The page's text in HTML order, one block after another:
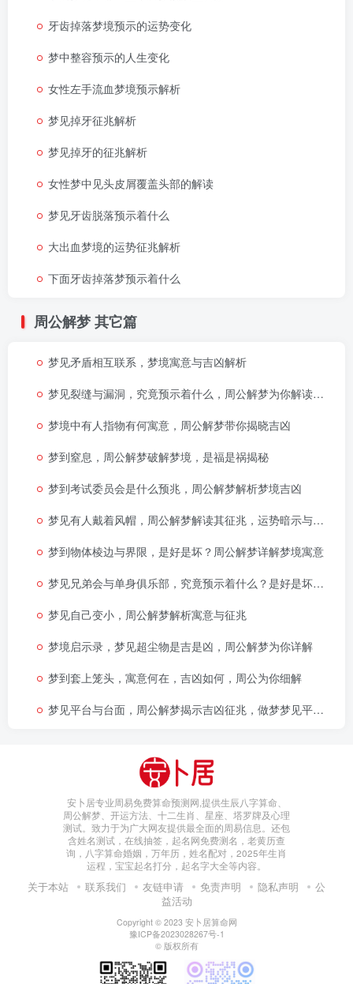
牙齿掉落梦境预示的运势变化
梦中整容预示的人生变化
女性左手流血梦境预示解析
梦见掉牙征兆解析
梦见掉牙的征兆解析
女性梦中见头皮屑覆盖头部的解读
梦见牙齿脱落预示着什么
大出血梦境的运势征兆解析
下面牙齿掉落梦预示着什么
周公解梦其它篇
梦见矛盾相互联系，梦境寓意与吉凶解析
梦见裂缝与漏洞，究竟预示着什么，周公解梦为你解读吉凶
梦境中有人指物有何寓意，周公解梦带你揭晓吉凶
梦到窒息，周公解梦破解梦境，是福是祸揭秘
梦到考试委员会是什么预兆，周公解梦解析梦境吉凶
梦见有人戴着风帽，周公解梦解读其征兆，运势暗示与寓意
梦到物体棱边与界限，是好是坏？周公解梦详解梦境寓意
梦见兄弟会与单身俱乐部，究竟预示着什么？是好是坏？周公解梦为你详解
梦见自己变小，周公解梦解析寓意与征兆
梦境启示录，梦见超尘物是吉是凶，周公解梦为你详解
梦到套上笼头，寓意何在，吉凶如何，周公为你细解
梦见平台与台面，周公解梦揭示吉凶征兆，做梦梦见平台台面寓意解析
安卜居专业周易免费算命预测网,提供生辰八字算命、
周公解梦、开运方法、十二生肖、星座、塔罗牌及心理
测试。致力于为广大网友提供最全面的周易信息。还包
含姓名测试，在线抽签，起名网免费测名，老黄历查
询，八字算命婚姻，万年历，姓名配对，2025年生肖
运程，宝宝起名打分，起名字大全等内容。
关于本站 联系我们 友链申请 免责声明 隐私声明
公
益活动
Copyright © 2023 安卜居算命网
豫ICP备2023028267号-1
© 版权所有